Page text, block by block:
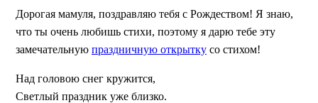
Дорогая мамуля, поздравляю тебя с Рождеством! Я знаю,
что ты очень любишь стихи, поэтому я дарю тебе эту
замечательную праздничную открытку со стихом!
Над головою снег кружится,
Светлый праздник уже близко.